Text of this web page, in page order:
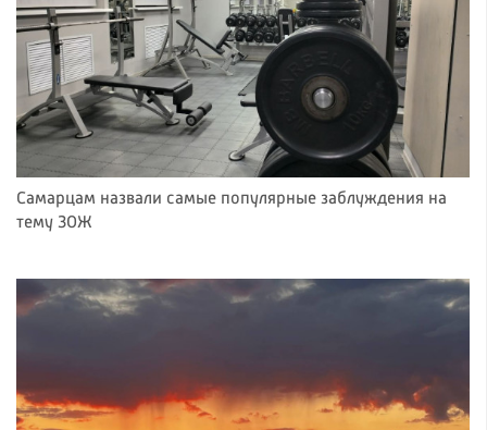
Самарцам назвали самые популярные заблуждения на
тему ЗОЖ